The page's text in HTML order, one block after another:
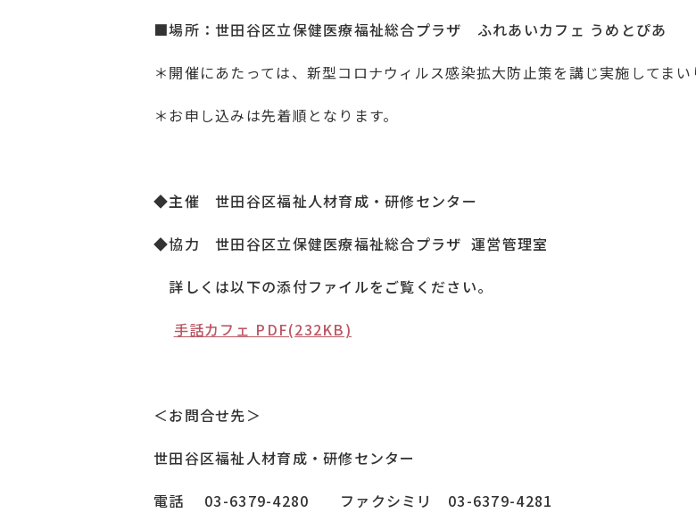
■場所：世田谷区立保健医療福祉総合プラザ ふれあいカフェ うめとぴあ
＊開催にあたっては、新型コロナウィルス感染拡大防止策を講じ実施してまい
＊お申し込みは先着順となります。
◆主催 世田谷区福祉人材育成・研修センター
◆協力 世田谷区立保健医療福祉総合プラザ 運営管理室
詳しくは以下の添付ファイルをご覧ください。
手話カフェ PDF(232KB)
＜お問合せ先＞
世田谷区福祉人材育成・研修センター
電話 03-6379-4280 ファクシミリ 03-6379-4281